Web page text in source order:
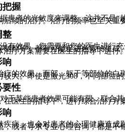
把握
患者的光敏度来调整，这并不是
后续的治疗。治疗的频率也至关重
整
有效果，您需要和您的医生进行
制剂等，都有可能促进色素的生
疗方案需要在医生的指导下进行
响
疗的效果。面部、躯干等部位的
较大。即使是激光308，不同部位
要性
于某些患者效果可能有限，联合
在医生的指导下，进行综合治疗方
响
疾病，也会对患者的心理健康造
，或者寻求专业心理咨询，都是